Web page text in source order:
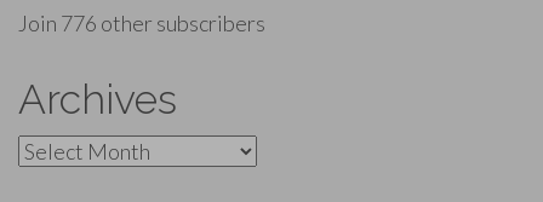
Join 776 other subscribers
Archives
Archives